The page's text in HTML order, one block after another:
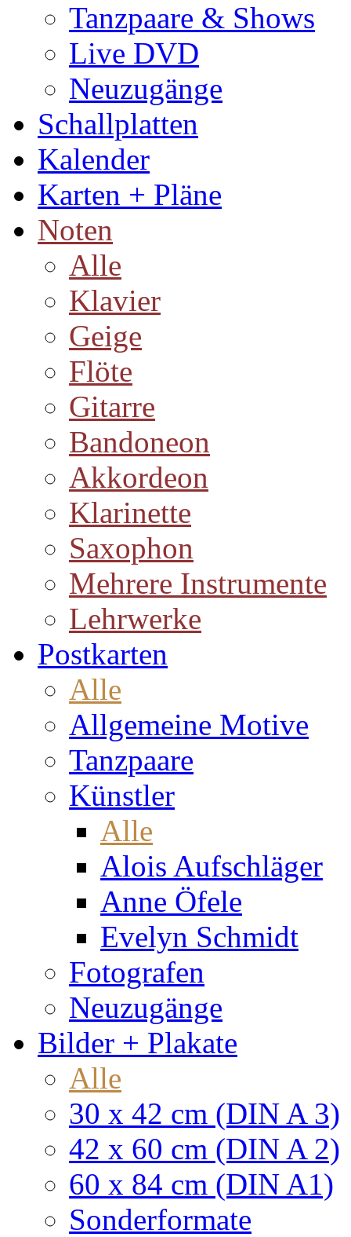
Tanzpaare & Shows
Live DVD
Neuzugänge
Schallplatten
Kalender
Karten + Pläne
Noten
Alle
Klavier
Geige
Flöte
Gitarre
Bandoneon
Akkordeon
Klarinette
Saxophon
Mehrere Instrumente
Lehrwerke
Postkarten
Alle
Allgemeine Motive
Tanzpaare
Künstler
Alle
Alois Aufschläger
Anne Öfele
Evelyn Schmidt
Fotografen
Neuzugänge
Bilder + Plakate
Alle
30 x 42 cm (DIN A 3)
42 x 60 cm (DIN A 2)
60 x 84 cm (DIN A1)
Sonderformate